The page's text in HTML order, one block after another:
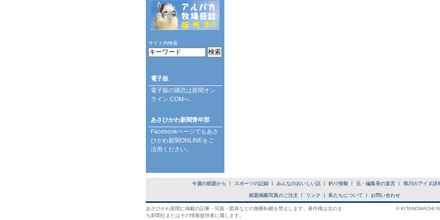
サイト内検索
電子版
電子版の購読は新聞オン
ライン.COMへ
あさひかわ新聞青年部
Facebookページでもあさ
ひかわ新聞ONLINEをご
活用ください。
今週の紙面から スポーツの記録 みんなのおいしい話 釣り情報 元・編集長の直言 旭川のアイヌ語
紙面掲載写真のご注文 リンク 私たちについて お問い合わせ
あさひかわ新聞に掲載の記事・写真・図表などの無断転載を禁止します。著作権は北のま
ち新聞社またはその情報提供者に属します。
© KITANOMACHI